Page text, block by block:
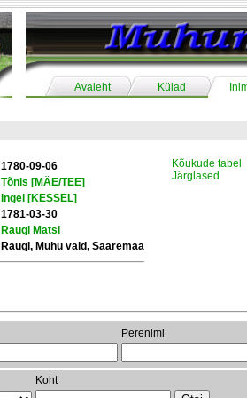
Avaleht Külad
1780-09-06
Tõnis [MÄE/TEE]
Ingel [KESSEL]
1781-03-30
Raugi Matsi
Raugi, Muhu vald, Saaremaa
Kõukude tabel
Järglased
Perenimi
Koht